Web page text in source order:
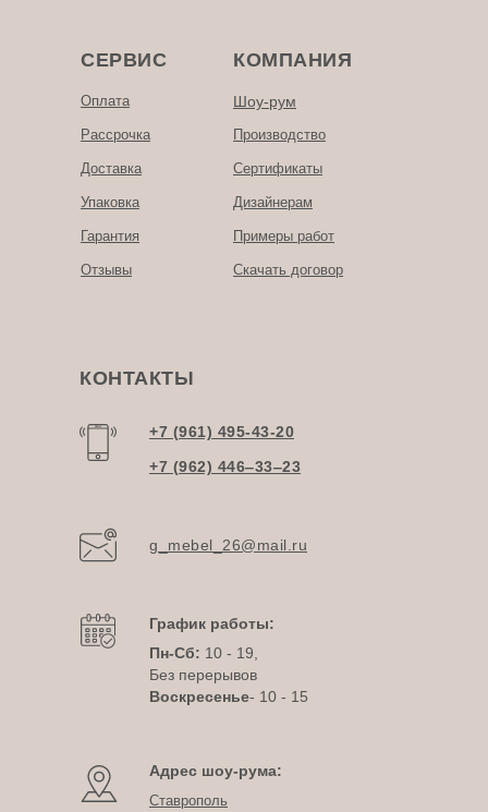
Примеры работ
Сертификаты
Дизайнерам
Производство
Скачать договор
КОМПАНИЯ
Оплата
Упаковка
СЕРВИС
Гарантия
Отзывы
Доставка
+7 (962) 446‒33‒23
g_mebel_26@mail.ru
+7 (961) 495-43-20
График работы:
Пн-Сб: 10 - 19,
Без перерывов
Воскресенье- 10 - 15
Адрес шоу-рума:
Ставрополь
КОНТАКТЫ
Шоу-рум
Рассрочка